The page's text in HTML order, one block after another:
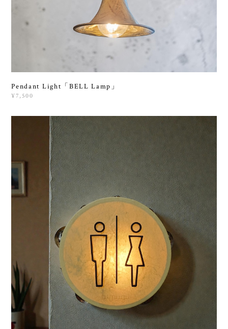
Pendant Light「BELL Lamp」
¥7,500